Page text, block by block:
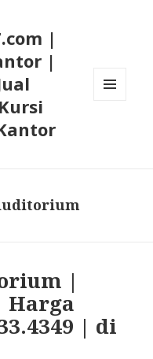
|
|
|
Harga
| di